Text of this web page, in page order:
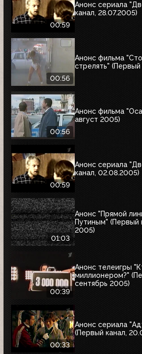
00:59
Анонс сериала
канал, 28.07.2005)
00:56
Анонс фильма
стрелять" (Первый
00:56
Анонс фильма
август 2005)
00:59
Анонс сериала
канал, 02.08.2005)
01:03
Анонс "Прямой
Путиным" (Первый
2005)
00:39
Анонс телеигры
миллионером?"
сентябрь 2005)
00:33
Анонс сериала
(Первый канал,